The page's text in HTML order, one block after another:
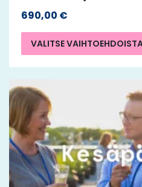
690,00 €
VALITSE